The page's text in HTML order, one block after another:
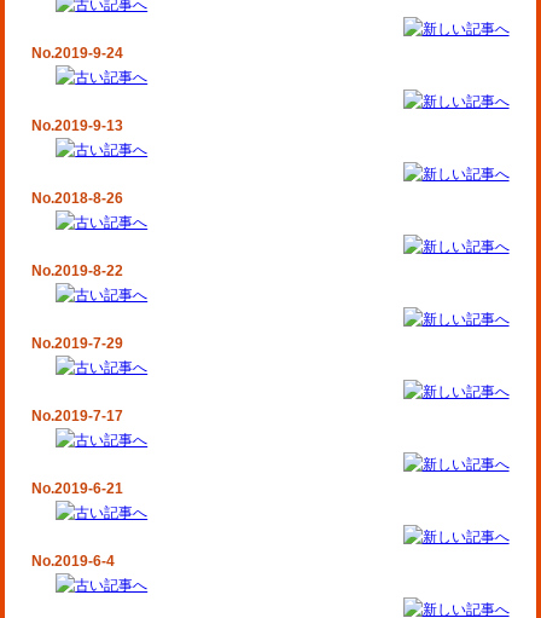
No.2019-9-24
No.2019-9-13
No.2018-8-26
No.2019-8-22
No.2019-7-29
No.2019-7-17
No.2019-6-21
No.2019-6-4